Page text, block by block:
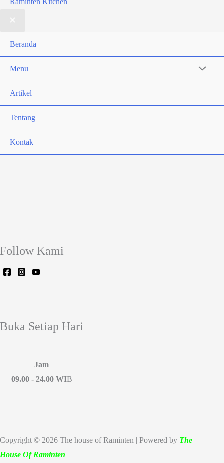
Beranda
Menu
Artikel
Tentang
Kontak
Follow Kami
Buka Setiap Hari
Jam
09.00 - 24.00 WIB
Copyright © 2026 The house of Raminten | Powered by The
House Of Raminten